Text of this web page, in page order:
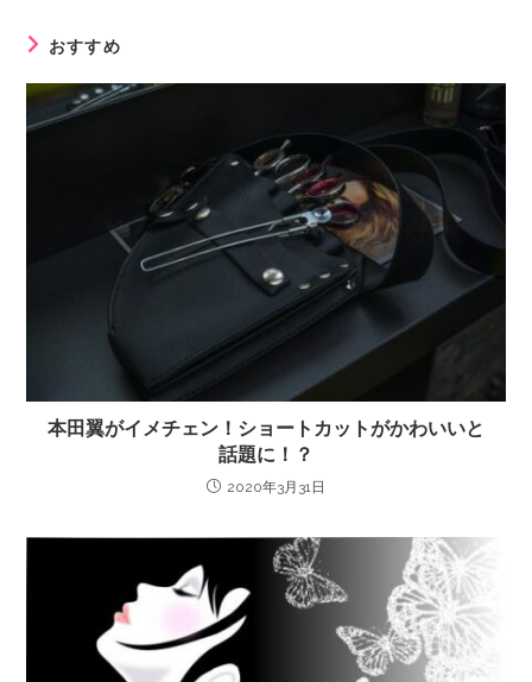
おすすめ
本田翼がイメチェン！ショートカットがかわいいと
話題に！？
2020年3月31日